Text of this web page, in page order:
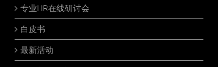
专业HR在线研讨会
白皮书
最新活动